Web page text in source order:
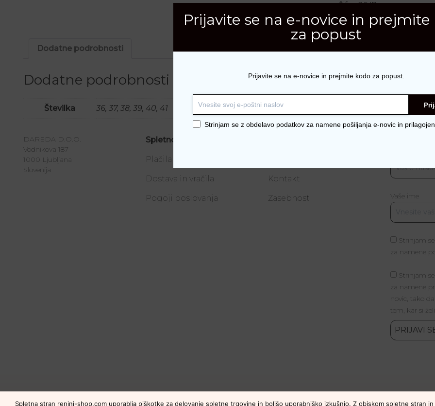
Šifra:2647
Kategorije:Obutev ,
Dodatne podrobnosti
Dodatne podrobnosti
Številka 36, 37, 38, 39, 40, 41
DAREDA D.O.O.
Vodnikova 187
1000 Ljubljana
Slovenija
Spletno nakupovanje
Plačila
Dostava in vračila
Pogoji poslovanja
Kontakt
Zasebnost Vaše ime
Strinjam
za namene
Strinjam
za namene
novic, tako
tem, kar si
PRIJAVI
Prijavite se na e-novice in prejmite
za popust
Prijavite se na e-novice in prejmite kodo za popust.
Strinjam se z obdelavo podatkov za namene pošiljanja e-novic in
Spletna stran renini-shop.com uporablja piškotke za delovanje spletne trgovine in boljšo uporabniško izkušnjo. Z obiskom spletne stran